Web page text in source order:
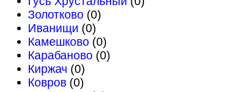
Золотково (0)
Иванищи (0)
Камешково (0)
Карабаново (0)
Киржач (0)
Ковров (0)